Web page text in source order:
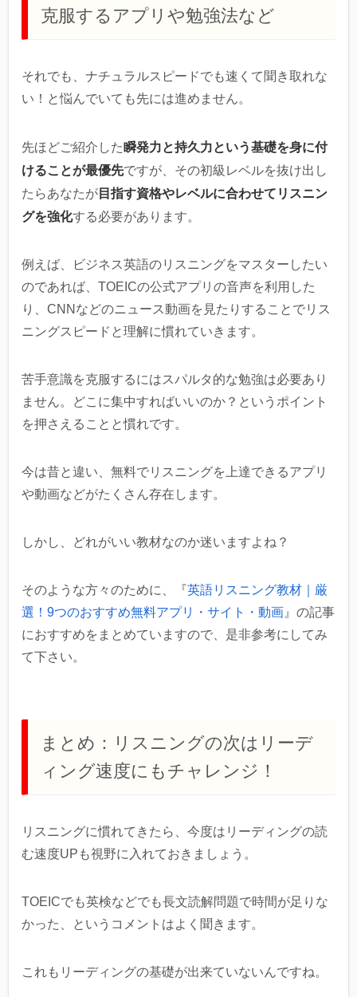
克服するアプリや勉強法など
それでも、ナチュラルスピードでも速くて聞き取れな
い！と悩んでいても先には進めません。
先ほどご紹介した瞬発力と持久力という基礎を身に付
けることが最優先ですが、その初級レベルを抜け出し
たらあなたが目指す資格やレベルに合わせてリスニン
グを強化する必要があります。
例えば、ビジネス英語のリスニングをマスターしたい
のであれば、TOEICの公式アプリの音声を利用した
り、CNNなどのニュース動画を見たりすることでリス
ニングスピードと理解に慣れていきます。
苦手意識を克服するにはスパルタ的な勉強は必要あり
ません。どこに集中すればいいのか？というポイント
を押さえることと慣れです。
今は昔と違い、無料でリスニングを上達できるアプリ
や動画などがたくさん存在します。
しかし、どれがいい教材なのか迷いますよね？
そのような方々のために、『英語リスニング教材｜厳
選！9つのおすすめ無料アプリ・サイト・動画 』の記事
におすすめをまとめていますので、是非参考にしてみ
て下さい。
まとめ：リスニングの次はリーデ
ィング速度にもチャレンジ！
リスニングに慣れてきたら、今度はリーディングの読
む速度UPも視野に入れておきましょう。
TOEICでも英検などでも長文読解問題で時間が足りな
かった、というコメントはよく聞きます。
これもリーディングの基礎が出来ていないんですね。